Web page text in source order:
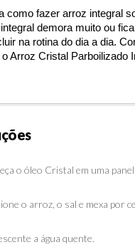
como fazer arroz integral
demora muito ou
na rotina do dia a dia.
o Arroz Cristal Parboilizado
o óleo Cristal em uma
o arroz, o sal e mexa por
a água quente.